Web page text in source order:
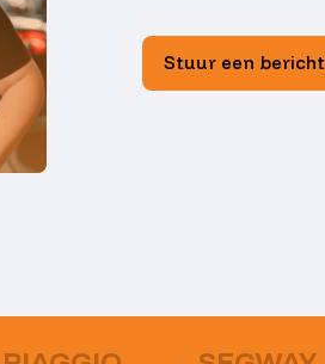
Stuur een bericht